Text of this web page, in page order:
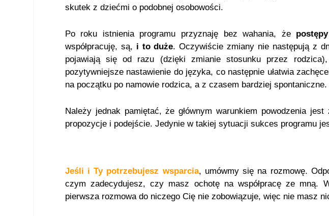
skutek z dziećmi o podobnej osobowości.
Po roku istnienia programu przyznaję bez wahania, że postępy
współpracuję, są, i to duże. Oczywiście zmiany nie następują z
pojawiają się od razu (dzięki zmianie stosunku przez
pozytywniejsze nastawienie do języka, co następnie ułatwia
na początku po namowie rodzica, a z czasem bardziej spontaniczne.
Należy jednak pamiętać, że głównym warunkiem powodzenia
propozycje i podejście. Jedynie w takiej sytuacji sukces programu
Jeśli i Ty potrzebujesz wsparcia, umówmy się na rozmowę.
czym zadecydujesz, czy masz ochotę na współpracę ze mną.
pierwsza rozmowa do niczego Cię nie zobowiązuje, więc nie masz